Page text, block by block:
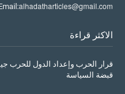
alhadatharticles@gmail.com
الاكثر قراءة
قرار الحرب وإعداد الدول للحرب
قبضة السياسة